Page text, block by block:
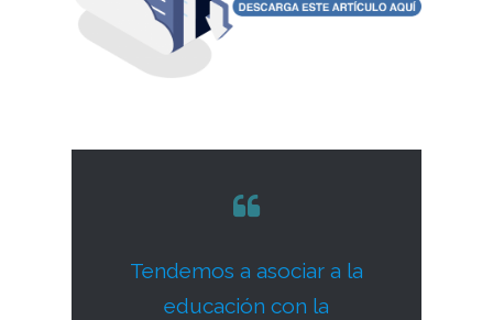
Tendemos a asociar a la
educación con la